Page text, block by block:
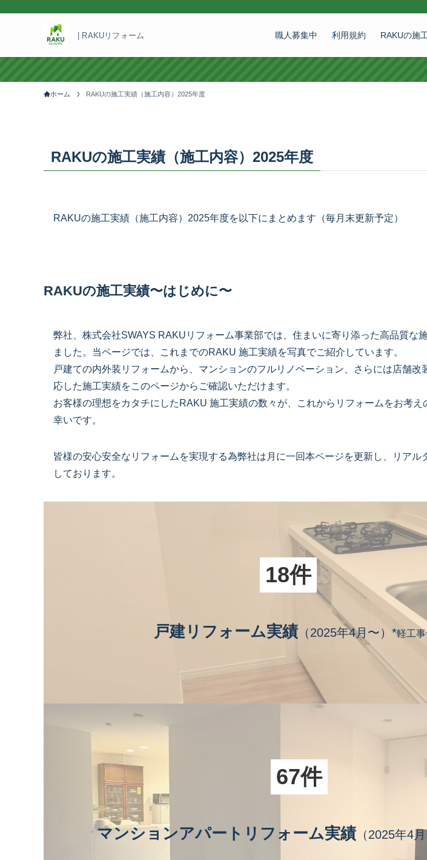
| RAKUリフォーム 職人募集中 利用規約 RAKUの施
TAP！！ 最新の工事
ホーム RAKUの施工実績（施工内容）2025年度
RAKUの施工実績（施工内容）2025年度
RAKUの施工実績（施工内容）2025年度を以下にまとめます（毎月末更新予定）
RAKUの施工実績〜はじめに〜
弊社、株式会社SWAYS RAKUリフォーム事業部では、住まいに寄り添った高品質な
ました。当ページでは、これまでのRAKU 施工実績を写真でご紹介しています。
戸建ての内外装リフォームから、マンションのフルリノベーション、さらには店舗改
応した施工実績をこのページからご確認いただけます。
お客様の理想をカタチにしたRAKU 施工実績の数々が、これからリフォームをお考
幸いです。
皆様の安心安全なリフォームを実現する為弊社は月に一回本ページを更新し、リアル
しております。
18件
戸建リフォーム実績（2025年4月〜）*軽工
67件
マンションアパートリフォーム実績（2025年4